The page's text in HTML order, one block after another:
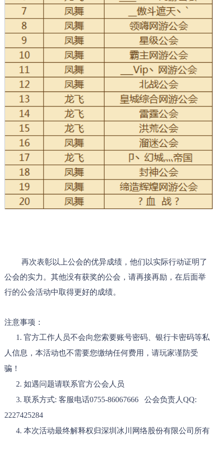
再次表彰以上公会的优异成绩，他们以实际行动证明了
公会的实力。其他没有获奖的公会，请再接再励，在后面举
行的公会活动中取得更好的成绩。
注意事项：
1. 官方工作人员不会向您索要账号密码、银行卡密码等私
人信息，本活动也不需要您缴纳任何费用，请玩家谨防受
骗！
2. 如遇问题请联系官方公会人员
3. 联系方式: 客服电话0755-86067666
公会负责人QQ:
2227425284
4. 本次活动最终解释权归深圳冰川网络股份有限公司所有